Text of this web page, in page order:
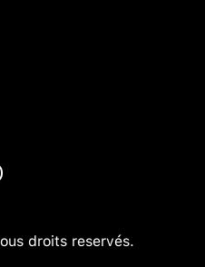
droits reservés.